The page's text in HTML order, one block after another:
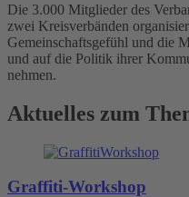
Die 3.000 Mitglieder des
zwei Kreisverbänden
Gemeinschaftsgefühl und die
und auf die Politik ihrer
nehmen.
Aktuelles zum
Graffiti-Workshop